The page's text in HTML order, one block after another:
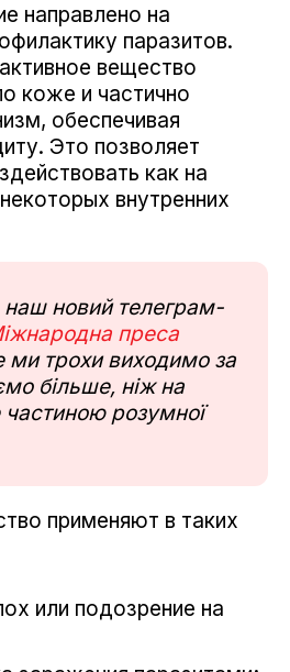
направлено на
паразитов.
вещество
коже и частично
обеспечивая
Это позволяет
как на
внутренних
наш новий телеграм-
преса
ми трохи виходимо за
більше, ніж на
частиною розумної
применяют в таких
или подозрение на